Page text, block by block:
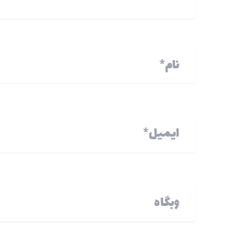
ایمیل*